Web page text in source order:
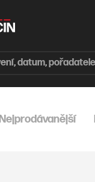
Nejprodávanější